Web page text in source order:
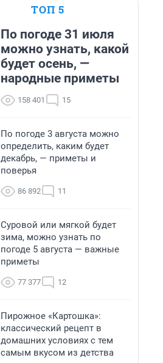
ТОП 5
По погоде 31 июля
можно узнать, какой
будет осень, —
народные приметы
158 401 15
По погоде 3 августа можно
определить, каким будет
декабрь, — приметы и
поверья
86 892 11
Суровой или мягкой будет
зима, можно узнать по
погоде 5 августа — важные
приметы
77 377 12
Пирожное «Картошка»:
классический рецепт в
домашних условиях с тем
самым вкусом из детства